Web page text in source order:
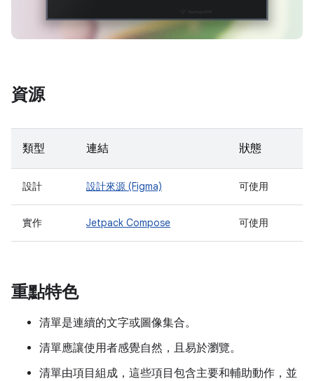
資源
類型 連結 狀態
設計 設計來源 (Figma) 可使用
實作 Jetpack Compose 可使用
重點特色
清單是連續的文字或圖像集合。
清單應讓使用者感覺自然，且易於瀏覽。
清單由項目組成，這些項目包含主要和輔助動作，並